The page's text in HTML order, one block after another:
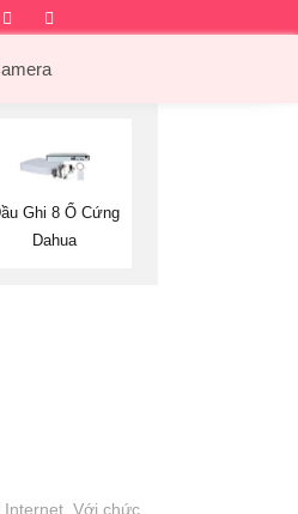
Facebook
Ghi 8 Ổ Cứng
Dahua
Internet. Với chức